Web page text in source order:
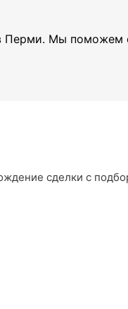
Перми. Мы поможем
сделки с